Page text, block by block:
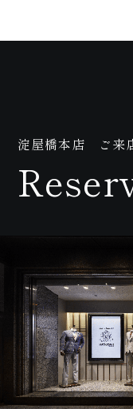
淀屋橋本店 ご来